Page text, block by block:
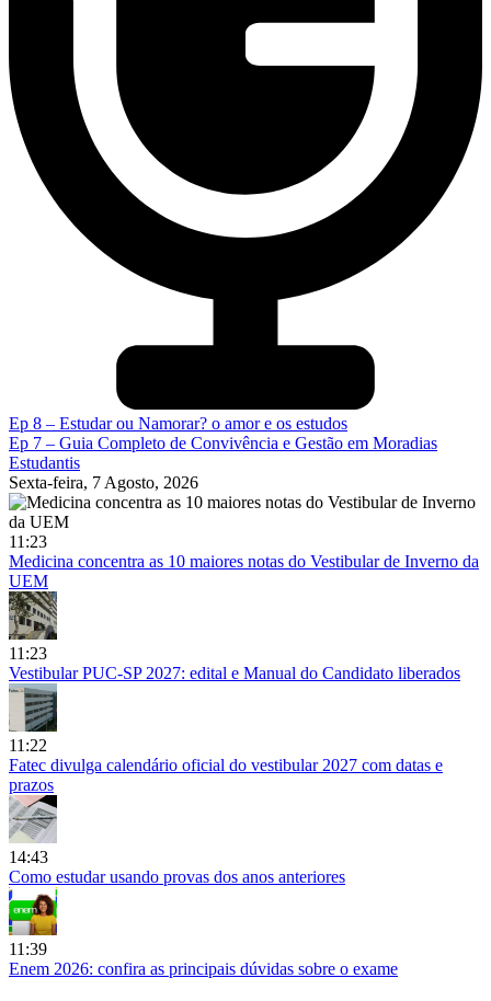
Ep 8 – Estudar ou Namorar? o amor e os estudos
Ep 7 – Guia Completo de Convivência e Gestão em Moradias
Estudantis
Sexta-feira, 7 Agosto, 2026
11:23
Medicina concentra as 10 maiores notas do Vestibular de Inverno da
UEM
11:23
Vestibular PUC-SP 2027: edital e Manual do Candidato liberados
11:22
Fatec divulga calendário oficial do vestibular 2027 com datas e
prazos
14:43
Como estudar usando provas dos anos anteriores
11:39
Enem 2026: confira as principais dúvidas sobre o exame